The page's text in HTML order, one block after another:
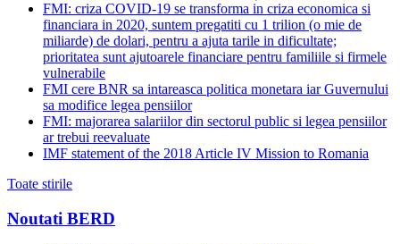
FMI: criza COVID-19 se transforma in criza economica si
financiara in 2020, suntem pregatiti cu 1 trilion (o mie de
miliarde) de dolari, pentru a ajuta tarile in dificultate;
prioritatea sunt ajutoarele financiare pentru familiile si firmele
vulnerabile
FMI cere BNR sa intareasca politica monetara iar Guvernului
sa modifice legea pensiilor
FMI: majorarea salariilor din sectorul public si legea pensiilor
ar trebui reevaluate
IMF statement of the 2018 Article IV Mission to Romania
Toate stirile
Noutati BERD